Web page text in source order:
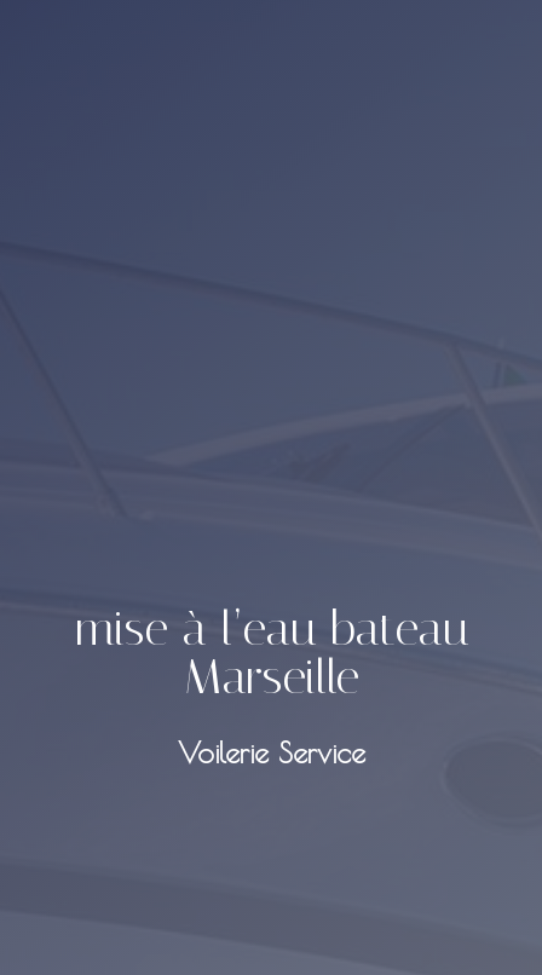
mise à l’eau bateau
Marseille
Voilerie Service